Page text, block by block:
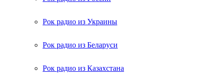
Рок радио из Украины
Рок радио из Беларуси
Рок радио из Казахстана